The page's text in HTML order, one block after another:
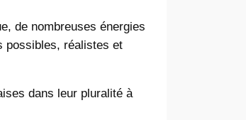
de nombreuses énergies
possibles, réalistes et
dans leur pluralité à